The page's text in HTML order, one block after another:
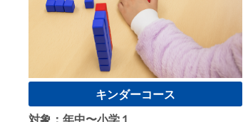
キンダーコース
対象：年中〜小学１